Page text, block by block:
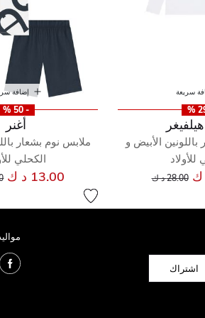
سريعة
الأبيض و
للأولاد
سعر مخفض من
28.00 د ك
إضافة
- 50 %
أغنر
ملابس نوم بشعار
الكحلي
13.00 د ك
اشتراك